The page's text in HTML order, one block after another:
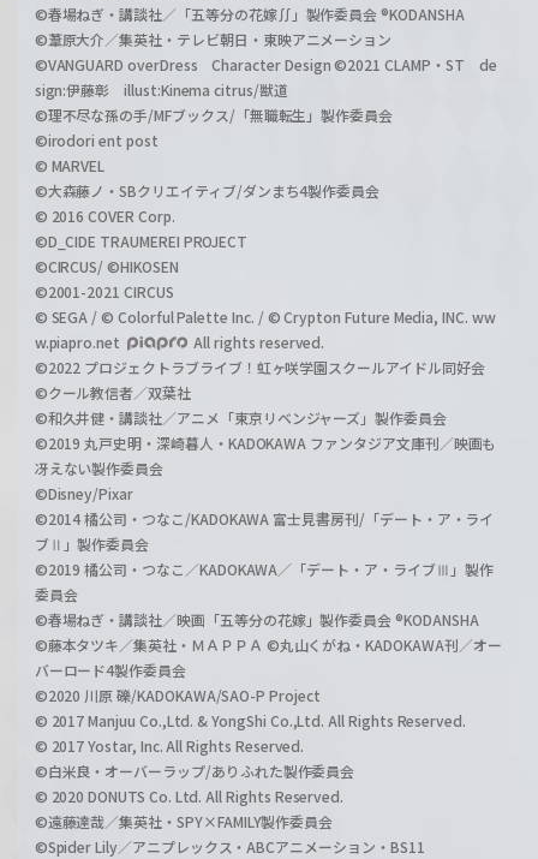
©春場ねぎ・講談社／「五等分の花嫁∬」製作委員会 ®KODANSHA
©葦原大介／集英社・テレビ朝日・東映アニメーション
©VANGUARD overDress Character Design ©2021 CLAMP・ST de
sign:伊藤彰 illust:Kinema citrus/獣道
©理不尽な孫の手/MFブックス/「無職転生」製作委員会
©irodori ent post
© MARVEL
©大森藤ノ・SBクリエイティブ/ダンまち4製作委員会
© 2016 COVER Corp.
©D_CIDE TRAUMEREI PROJECT
©CIRCUS/ ©HIKOSEN
©2001-2021 CIRCUS
© SEGA / © Colorful Palette Inc. / © Crypton Future Media, INC. ww
w.piapro.net
All rights reserved.
©2022 プロジェクトラブライブ！虹ヶ咲学園スクールアイドル同好会
©クール教信者／双葉社
©和久井健・講談社／アニメ「東京リベンジャーズ」製作委員会
©2019 丸戸史明・深崎暮人・KADOKAWA ファンタジア文庫刊／映画も
冴えない製作委員会
©Disney/Pixar
©2014 橘公司・つなこ/KADOKAWA 富士見書房刊/「デート・ア・ライ
ブⅡ」製作委員会
©2019 橘公司・つなこ／KADOKAWA／「デート・ア・ライブⅢ」製作
委員会
©春場ねぎ・講談社／映画「五等分の花嫁」製作委員会 ®KODANSHA
©藤本タツキ／集英社・ＭＡＰＰＡ ©丸山くがね・KADOKAWA刊／オー
バーロード4製作委員会
©2020 川原 礫/KADOKAWA/SAO-P Project
© 2017 Manjuu Co.,Ltd. & YongShi Co.,Ltd. All Rights Reserved.
© 2017 Yostar, Inc. All Rights Reserved.
©白米良・オーバーラップ/ありふれた製作委員会
© 2020 DONUTS Co. Ltd. All Rights Reserved.
©遠藤達哉／集英社・SPY×FAMILY製作委員会
©Spider Lily／アニプレックス・ABCアニメーション・BS11